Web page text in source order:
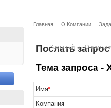
Карта сайта О
Главная О Компании
Послать
Тема запроса -
Имя*
Компания